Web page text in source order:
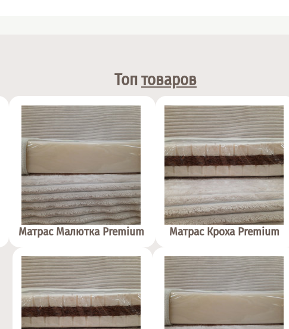
Топтоваров
Матрас Малютка Premium Матрас Кроха Premium